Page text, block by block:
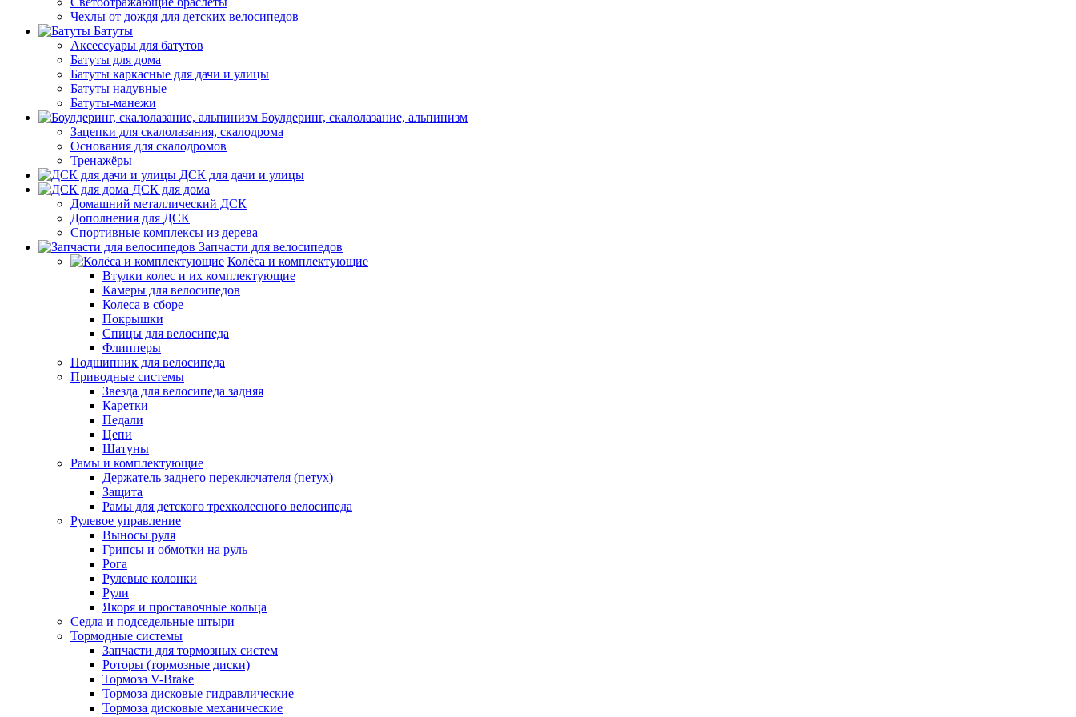
Чехлы от дождя для детских велосипедов
Батуты
Аксессуары для батутов
Батуты для дома
Батуты каркасные для дачи и улицы
Батуты надувные
Батуты-манежи
Боулдеринг, скалолазание, альпинизм
Зацепки для скалолазания, скалодрома
Основания для скалодромов
Тренажёры
ДСК для дачи и улицы
ДСК для дома
Домашний металлический ДСК
Дополнения для ДСК
Спортивные комплексы из дерева
Запчасти для велосипедов
Колёса и комплектующие
Втулки колес и их комплектующие
Камеры для велосипедов
Колеса в сборе
Покрышки
Спицы для велосипеда
Флипперы
Подшипник для велосипеда
Приводные системы
Звезда для велосипеда задняя
Каретки
Педали
Цепи
Шатуны
Рамы и комплектующие
Держатель заднего переключателя (петух)
Защита
Рамы для детского трехколесного велосипеда
Рулевое управление
Выносы руля
Грипсы и обмотки на руль
Рога
Рулевые колонки
Рули
Якоря и проставочные кольца
Седла и подседельные штыри
Тормодные системы
Запчасти для тормозных систем
Роторы (тормозные диски)
Тормоза V-Brake
Тормоза дисковые гидравлические
Тормоза дисковые механические